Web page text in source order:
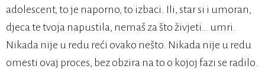
adolescent, to je naporno, to izbaci. Ili, star si i umoran,
djeca te tvoja napustila, nemaš za što živjeti… umri.
Nikada nije u redu reći ovako nešto. Nikada nije u redu
omesti ovaj proces, bez obzira na to o kojoj fazi se radilo.